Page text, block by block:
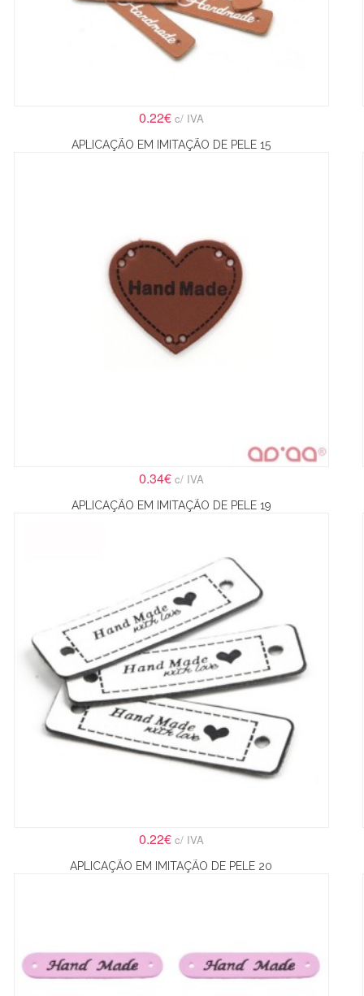
0.22€ c/ IVA
APLICAÇÃO EM IMITAÇÃO DE PELE 15
0.34€ c/ IVA
APLICAÇÃO EM IMITAÇÃO DE PELE 19
0.22€ c/ IVA
APLICAÇÃO EM IMITAÇÃO DE PELE 20